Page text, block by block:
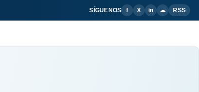
SÍGUENOS f X in ☁ RSS